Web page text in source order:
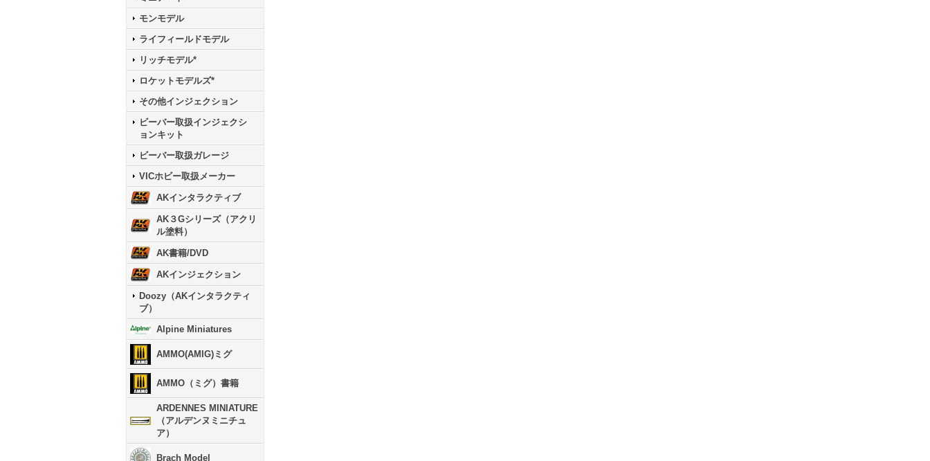
モンモデル
ライフィールドモデル
リッチモデル*
ロケットモデルズ*
その他インジェクション
ビーバー取扱インジェクシ
ョンキット
ビーバー取扱ガレージ
VICホビー取扱メーカー
AKインタラクティブ
AK３Gシリーズ（アクリ
ル塗料）
AK書籍/DVD
AKインジェクション
Doozy（AKインタラクティ
ブ）
Alpine Miniatures
AMMO(AMIG)ミグ
AMMO（ミグ）書籍
ARDENNES MINIATURE
（アルデンヌミニチュ
ア）
Brach Model